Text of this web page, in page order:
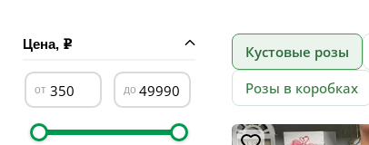
Цена, Кустовые розы
Розы в коробках